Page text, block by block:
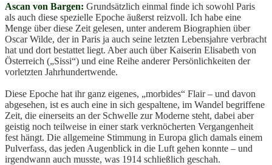
Ascan von Bargen: Grundsätzlich einmal finde ich sowohl Paris
als auch diese spezielle Epoche äußerst reizvoll. Ich habe eine
Menge über diese Zeit gelesen, unter anderem Biographien über
Oscar Wilde, der in Paris ja auch seine letzten Lebensjahre verbracht
hat und dort bestattet liegt. Aber auch über Kaiserin Elisabeth von
Österreich („Sissi“) und eine Reihe anderer Persönlichkeiten der
vorletzten Jahrhundertwende.
Diese Epoche hat ihr ganz eigenes, „morbides“ Flair – und davon
abgesehen, ist es auch eine in sich gespaltene, im Wandel begriffene
Zeit, die einerseits an der Schwelle zur Moderne steht, dabei aber
geistig noch teilweise in einer stark verknöcherten Vergangenheit
fest hängt. Die allgemeine Stimmung in Europa glich damals einem
Pulverfass, das jeden Augenblick in die Luft gehen konnte – und
irgendwann auch musste, was 1914 schließlich geschah.